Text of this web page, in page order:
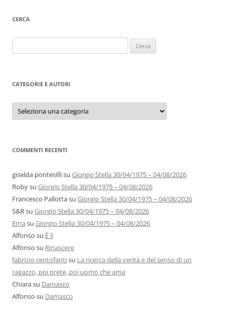
CERCA
per:
CATEGORIE E AUTORI
Categorie
autori
COMMENTI RECENTI
giselda pontesillisu Giorgio Stella 30/04/1975 – 04/08/2026
Robysu Giorgio Stella 30/04/1975 – 04/08/2026
Francesco Pallottasu Giorgio Stella 30/04/1975 – 04/08/2026
S&Rsu Giorgio Stella 30/04/1975 – 04/08/2026
Ema su Giorgio Stella 30/04/1975 – 04/08/2026
Alfonso su È lì
Alfonso su Rinascere
fabrizio centofantisu La ricerca della verità e del senso di un
ragazzo, poi prete, poi uomo che ama
Chiarasu Damasco
Alfonso su Damasco